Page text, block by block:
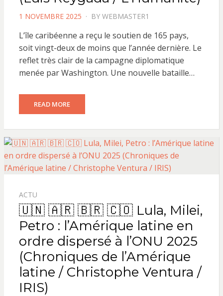
POSTED
1 NOVEMBRE 2025 BY WEBMASTER1
L’île caribéenne a reçu le soutien de 165 pays,
soit vingt-deux de moins que l’année dernière. Le
reflet très clair de la campagne diplomatique
menée par Washington. Une nouvelle bataille…
READ MORE
ACTU
🇺🇳 🇦🇷 🇧🇷 🇨🇴 Lula, Milei,
Petro : l’Amérique latine en
ordre dispersé à l’ONU 2025
(Chroniques de l’Amérique
latine / Christophe Ventura /
IRIS)